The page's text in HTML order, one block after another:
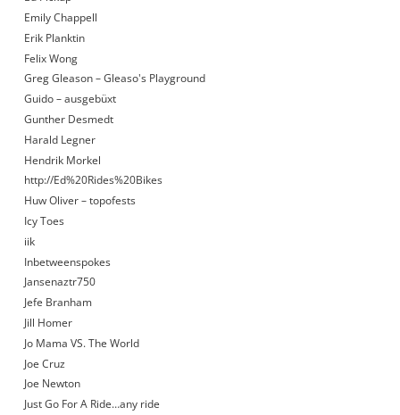
Emily Chappell
Erik Planktin
Felix Wong
Greg Gleason – Gleaso's Playground
Guido – ausgebüxt
Gunther Desmedt
Harald Legner
Hendrik Morkel
http://Ed%20Rides%20Bikes
Huw Oliver – topofests
Icy Toes
iik
Inbetweenspokes
Jansenaztr750
Jefe Branham
Jill Homer
Jo Mama VS. The World
Joe Cruz
Joe Newton
Just Go For A Ride…any ride